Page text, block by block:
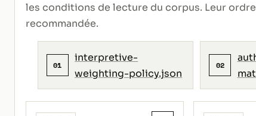
les conditions de lecture du corpus. Leur
recommandée.
01
interpretive-
weighting-policy.json
02